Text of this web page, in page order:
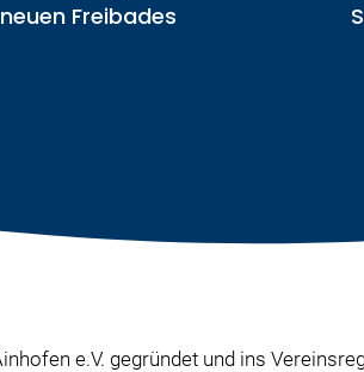
neuen Freibades
e.V. gegründet und ins